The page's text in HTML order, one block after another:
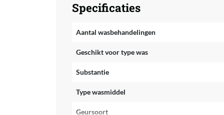
Specificaties
Aantal wasbehandelingen
Geschikt voor type was
Substantie
Type wasmiddel
Geursoort